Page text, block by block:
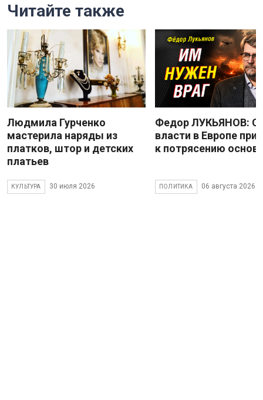
Читайте также
Людмила Гурченко
мастерила наряды из
платков, штор и детских
платьев
КУЛЬТУРА 30 июля 2026
Федор ЛУКЬЯНОВ:
власти в Европе
к потрясению основ
ПОЛИТИКА 06 августа 2026